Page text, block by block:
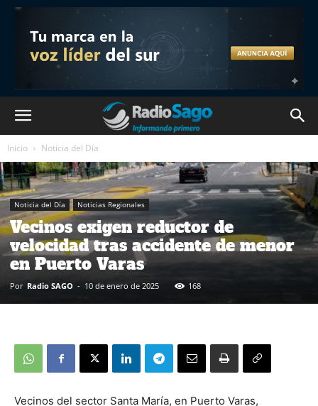
Inicio Noticia del Día
Noticia del Día Noticias Regionales
Vecinos exigen reductor de
velocidad tras accidente de menor
en Puerto Varas
Por Radio SAGO - 10 de enero de 2025 168
Vecinos del sector Santa María, en Puerto Varas,